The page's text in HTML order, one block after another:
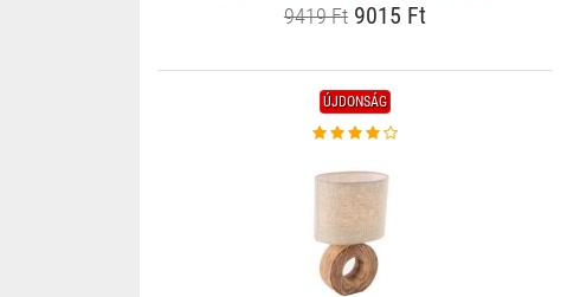
9419 Ft9015 Ft
ÚJDONSÁG